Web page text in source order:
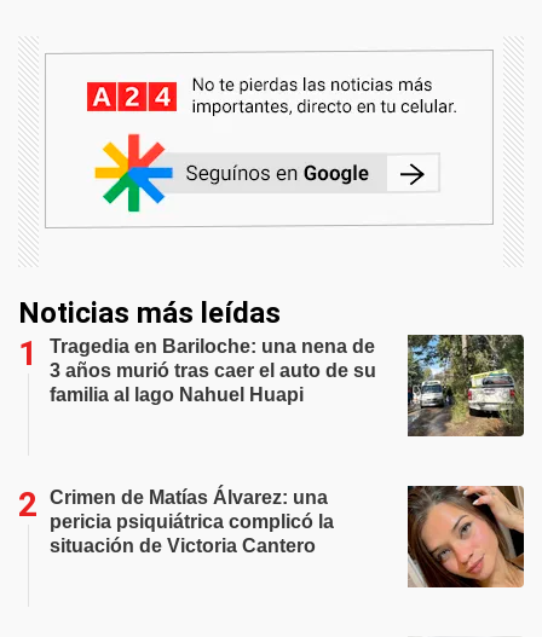
Noticias más leídas
Tragedia en Bariloche: una nena de
3 años murió tras caer el auto de su
familia al lago Nahuel Huapi
Crimen de Matías Álvarez: una
pericia psiquiátrica complicó la
situación de Victoria Cantero